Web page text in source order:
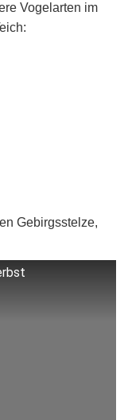
Vogelarten im
Gebirgsstelze,